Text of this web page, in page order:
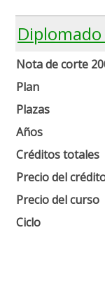
Nota de corte
Plan
Plazas
Años
Créditos totales
Precio del
Precio del curso
Ciclo